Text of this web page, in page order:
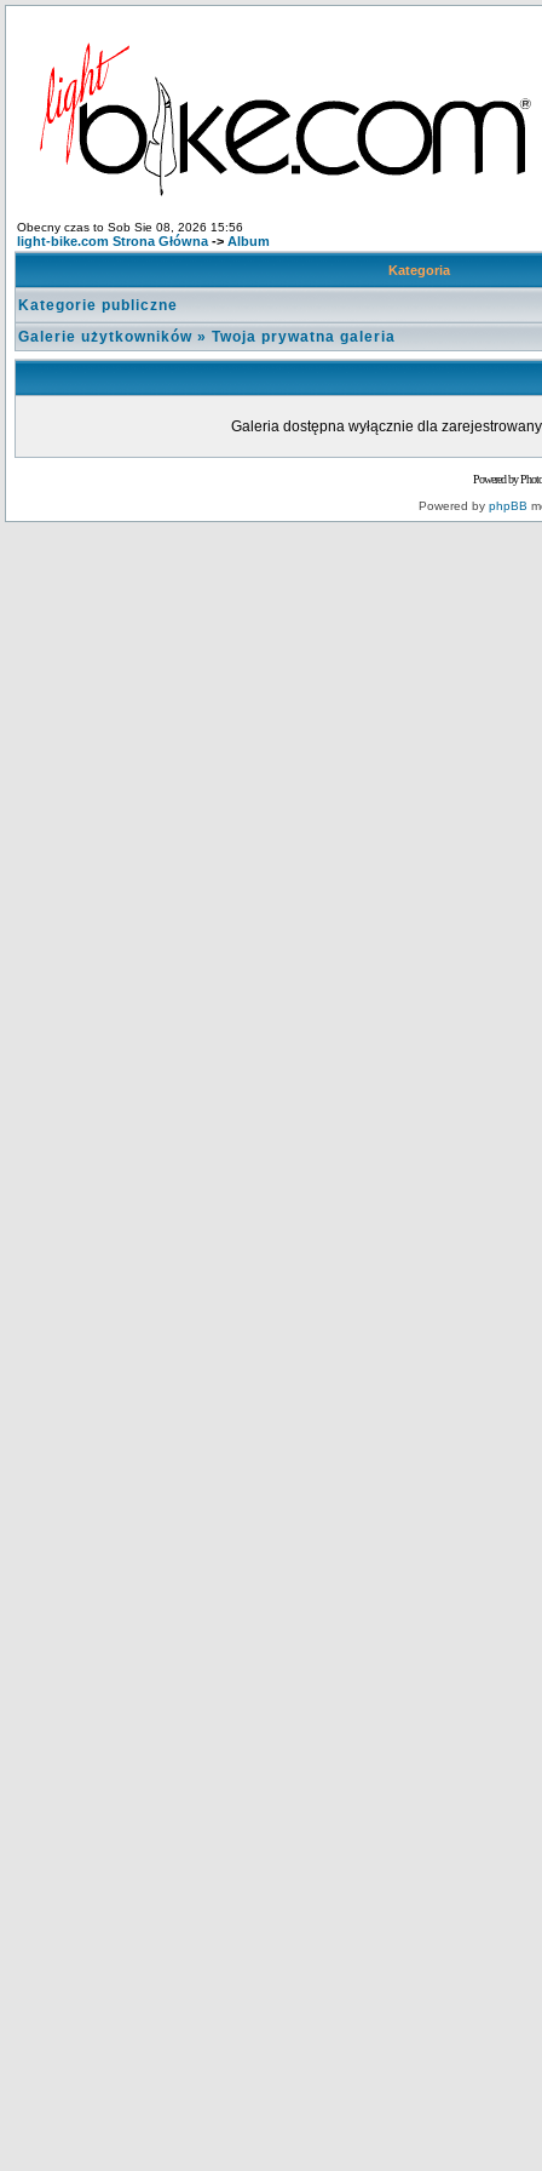
Obecny czas to Sob Sie 08, 2026 15:56
light-bike.com Strona Główna -> Album
Kategoria
Kategorie publiczne
Galerie użytkowników » Twoja prywatna galeria
Galeria dostępna wyłącznie dla
Powered by
Powered by phpBB